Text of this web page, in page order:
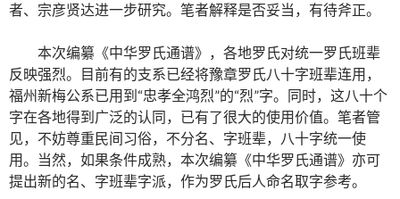
者、宗彦贤达进一步研究。笔者解释是否妥当，有待斧正。
本次编纂《中华罗氏通谱》，各地罗氏对统一罗氏班辈
反映强烈。目前有的支系已经将豫章罗氏八十字班辈连用，
福州新梅公系已用到“忠孝全鸿烈”的“烈”字。同时，这八十个
字在各地得到广泛的认同，已有了很大的使用价值。笔者管
见，不妨尊重民间习俗，不分名、字班辈，八十字统一使
用。当然，如果条件成熟，本次编纂《中华罗氏通谱》亦可
提出新的名、字班辈字派，作为罗氏后人命名取字参考。